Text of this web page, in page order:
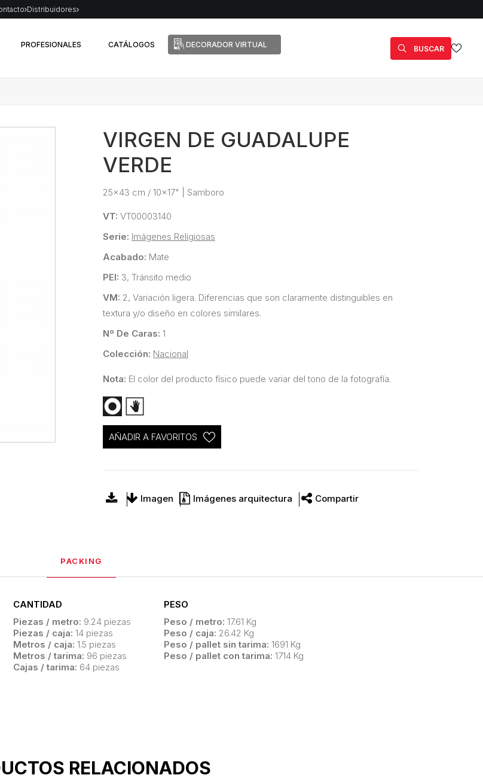
Distribuidores
PROFESIONALES CATÁLOGOS DECORADOR VIRTUAL BUSCAR
VIRGEN DE GUADALUPE
VERDE
25x43 cm / 10x17" Samboro
VT: VT00003140
Serie: Imágenes Religiosas
Acabado: Mate
PEI: 3, Tránsito medio
VM: 2, Variación ligera. Diferencias que son claramente distinguibles en
textura y/o diseño en colores similares.
Nº De Caras: 1
Colección: Nacional
Nota: El color del producto físico puede variar del tono de la fotografía.
AÑADIR A FAVORITOS
Imagen Imágenes arquitectura Compartir
PACKING
CANTIDAD
Piezas / metro: 9.24 piezas
Piezas / caja: 14 piezas
Metros / caja: 1.5 piezas
Metros / tarima: 96 piezas
Cajas / tarima: 64 piezas
PESO
Peso / metro: 17.61 Kg
Peso / caja: 26.42 Kg
Peso / pallet sin tarima: 1691 Kg
Peso / pallet con tarima: 1714 Kg
RELACIONADOS